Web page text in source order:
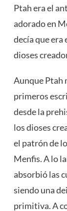
Ptah era el
adorado en
decía que
dioses
Aunque Ptah
primeros
desde la
los dioses
el patrón de
Menfis. A lo
absorbió las
siendo una
primitiva. A